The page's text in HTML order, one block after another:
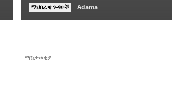
ማህበራዊ ጉዳዮች Adama
ማስታወቂያ